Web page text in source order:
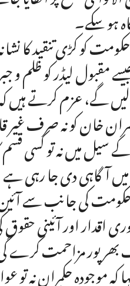
ہو سکے۔
کو کڑی تنقید کا
لیڈر کو ظلم و
گے، عزم کرتے ہیں
خان کو نہ صرف غیر
میں نہ تو کسی
دی جا رہی ہے
کی جانب سے آئین
اقدار اور آئینی
مزاحمت کرے گی
موجودہ حکمران نہ